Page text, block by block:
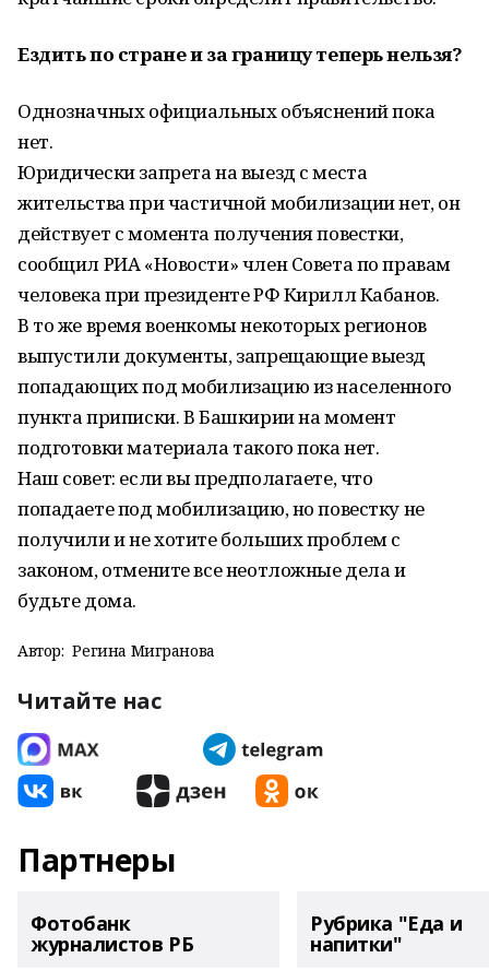
Ездить по стране и за границу теперь нельзя?
Однозначных официальных объяснений пока
нет.
Юридически запрета на выезд с места
жительства при частичной мобилизации нет, он
действует с момента получения повестки,
сообщил РИА «Новости» член Совета по правам
человека при президенте РФ Кирилл Кабанов.
В то же время военкомы некоторых регионов
выпустили документы, запрещающие выезд
попадающих под мобилизацию из населенного
пункта приписки. В Башкирии на момент
подготовки материала такого пока нет.
Наш совет: если вы предполагаете, что
попадаете под мобилизацию, но повестку не
получили и не хотите больших проблем с
законом, отмените все неотложные дела и
будьте дома.
Автор: Регина Мигранова
Читайте нас
Партнеры
Фотобанк
журналистов РБ
Рубрика "Еда и
напитки"